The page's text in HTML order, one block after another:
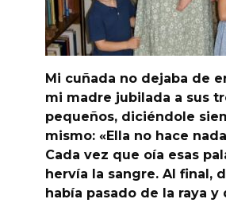
Mi cuñada no dejaba de
mi madre jubilada a sus
pequeños, diciéndole
mismo: «Ella no hace
Cada vez que oía esas
hervía la sangre. Al final,
había pasado de la raya y